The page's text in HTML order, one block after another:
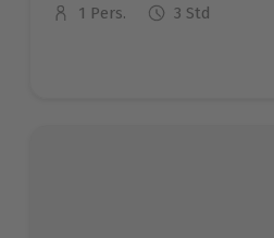
Anzahl der Teilnehmer
1 Pers. 3 Std